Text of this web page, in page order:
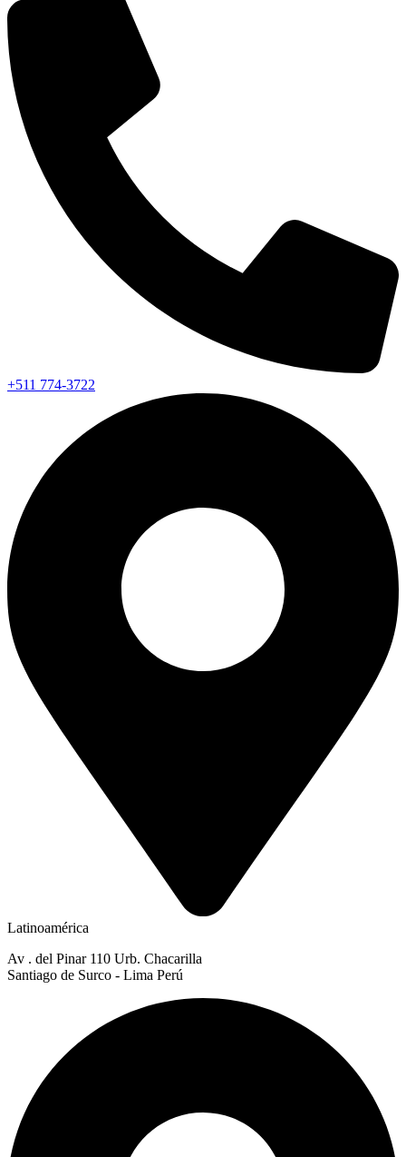
+511 774-3722
Latinoamérica
Av . del Pinar 110 Urb. Chacarilla
Santiago de Surco - Lima Perú